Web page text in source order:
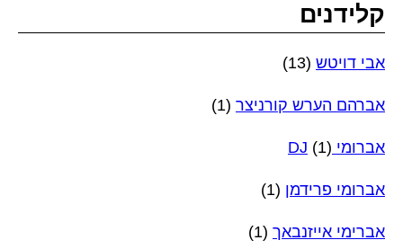
קלידנים
אבי דויטש (13)
אברהם הערש קורניצר (1)
אברומי DJ (1)
אברומי פרידמן (1)
אברימי אייזנבאך (1)